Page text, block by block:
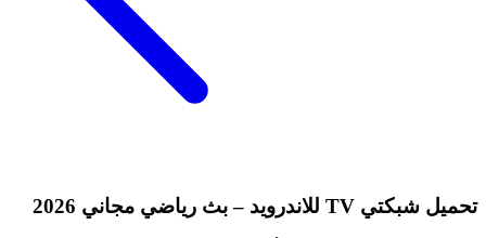
تحميل شبكتي TV للاندرويد – بث رياضي مجاني 2026